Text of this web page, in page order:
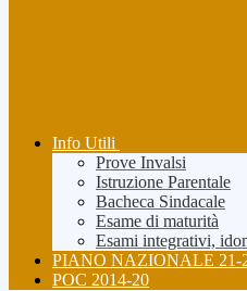
Info Utili
Prove Invalsi
Istruzione Parentale
Bacheca Sindacale
Esame di maturità
Esami integrativi,
PIANO NAZIONALE 21-
POC 2014-20